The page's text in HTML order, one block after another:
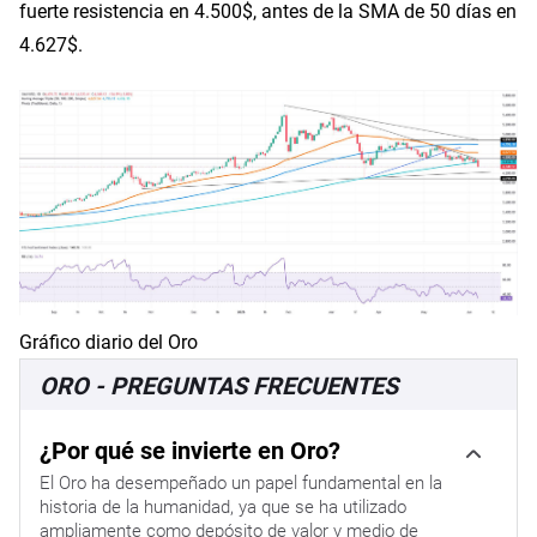
fuerte resistencia en 4.500$, antes de la SMA de 50 días en
4.627$.
Gráfico diario del Oro
ORO - PREGUNTAS FRECUENTES
¿Por qué se invierte en Oro?
El Oro ha desempeñado un papel fundamental en la
historia de la humanidad, ya que se ha utilizado
ampliamente como depósito de valor y medio de